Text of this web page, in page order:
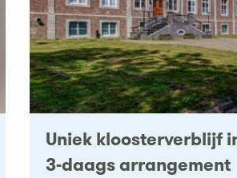
Uniek kloosterverblijf
3-daags arrangement